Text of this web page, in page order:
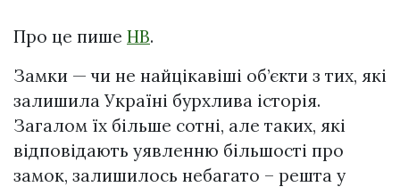
Про це пише НВ.
Замки — чи не найцікавіші об’єкти з тих, які
залишила Україні бypxлива історія.
Загалом їх більше сотні, але таких, які
відповідають уявленню більшості про
замок, залишилось небагато – решта у